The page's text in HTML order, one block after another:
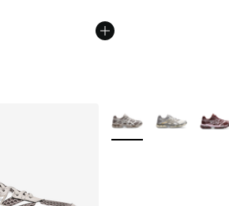
Plus de couleurs